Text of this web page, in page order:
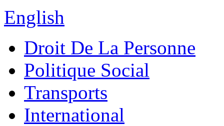
English
Droit De La Personne
Politique Social
Transports
International